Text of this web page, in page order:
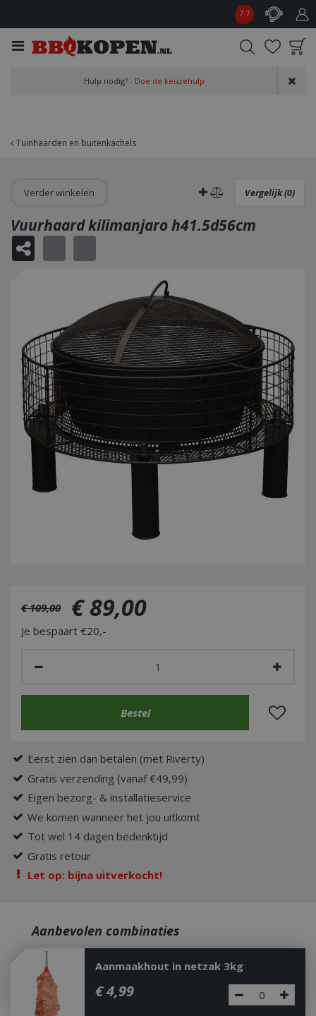
Tuinhaarden en buitenkachels
7.7
aan wensenlijst
Hulp nodig? - Doe de keuzehulp
Verder winkelen Vergelijk (0)
Vuurhaard kilimanjaro h41.5d56cm
€ 109,00 € 89,00
Je bespaart €20,-
Eerst zien dan betalen (met Riverty)
Gratis verzending (vanaf €49,99)
Eigen bezorg- & installatieservice
We komen wanneer het jou uitkomt
Tot wel 14 dagen bedenktijd
Gratis retour
Let op: bijna uitverkocht!
Aanbevolen combinaties
Aanmaakhout in netzak 3kg
€ 4,99